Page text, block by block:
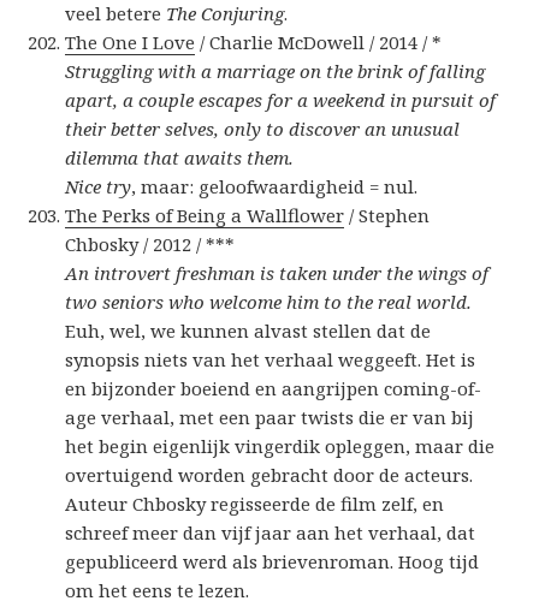
veel betere The Conjuring.
The One I Love / Charlie McDowell / 2014 / *
Struggling with a marriage on the brink of falling
apart, a couple escapes for a weekend in pursuit of
their better selves, only to discover an unusual
dilemma that awaits them.
Nice try, maar: geloofwaardigheid = nul.
The Perks of Being a Wallflower / Stephen
Chbosky / 2012 / ***
An introvert freshman is taken under the wings of
two seniors who welcome him to the real world.
Euh, wel, we kunnen alvast stellen dat de
synopsis niets van het verhaal weggeeft. Het is
en bijzonder boeiend en aangrijpen coming-of-
age verhaal, met een paar twists die er van bij
het begin eigenlijk vingerdik opleggen, maar die
overtuigend worden gebracht door de acteurs.
Auteur Chbosky regisseerde de film zelf, en
schreef meer dan vijf jaar aan het verhaal, dat
gepubliceerd werd als brievenroman. Hoog tijd
om het eens te lezen.